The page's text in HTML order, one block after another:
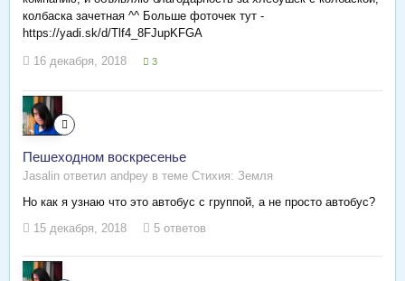
колбаска зачетная ^^ Больше фоточек тут -
https://yadi.sk/d/Tlf4_8FJupKFGA
16 декабря, 2018 3
Пешеходном воскресенье
Jasalin ответил andpey в теме Стихия: Земля
Но как я узнаю что это автобус с группой, а не просто автобус?
15 декабря, 2018
5 ответов